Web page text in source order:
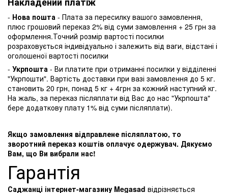
- Нова пошта - Плата за пересилку вашого замовлення,
плюс грошовий переказ 2% від суми замовлення + 25 грн за
оформлення.Точний розмір вартості посилки
розраховується індивідуально і залежить від ваги, відстані і
оголошеної вартості посилки
- Укрпошта - Ви платите при отриманні посилки у відділенні
"Укрпошти". Вартість доставки при вазі замовлення до 5 кг.
становить 20 грн, понад 5 кг + 4грн за кожний наступний кг.
На жаль, за переказ післяплати від Вас до нас "Укрпошта"
бере додаткову плату 1% від суми післяплати).
Якщо замовлення відправлене післяплатою, то
зворотний переказ коштів оплачує одержувач. Дякуємо
Вам, що Ви вибрали нас!
Гарантія
Саджанці інтернет-магазину Megasad відрізняється